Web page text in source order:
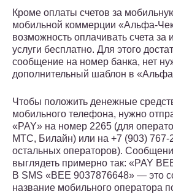
Кроме оплаты счетов за
мобильной коммерции «Альфа-
возможность оплачивать счета за
услуги бесплатно. Для этого
сообщение на номер банка, нет
дополнительный шаблон в
Чтобы положить денежные
мобильного телефона, нужно
«PAY» на номер 2265 (для
МТС, Билайн) или на +7 (903) 767-
остальных операторов).
выглядеть примерно так: «PAY
В SMS «BEE 9037876648» — это
название мобильного оператора